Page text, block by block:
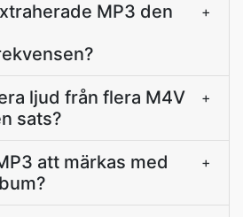
MP3 den
+
ljud från flera M4V
sats?
+
att märkas med
+